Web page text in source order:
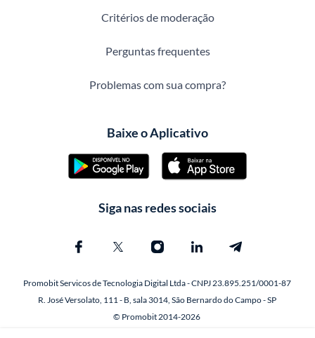
Critérios de moderação
Perguntas frequentes
Problemas com sua compra?
Baixe o Aplicativo
Siga nas redes sociais
Promobit Servicos de Tecnologia Digital Ltda - CNPJ 23.895.251/0001-87
R. José Versolato, 111 - B, sala 3014, São Bernardo do Campo - SP
© Promobit 2014-2026